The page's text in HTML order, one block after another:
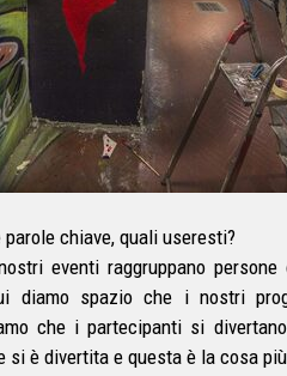
chiave, quali useresti?
eventi raggruppano
diamo spazio che i nostri
che i partecipanti si
si è divertita e questa è la cosa